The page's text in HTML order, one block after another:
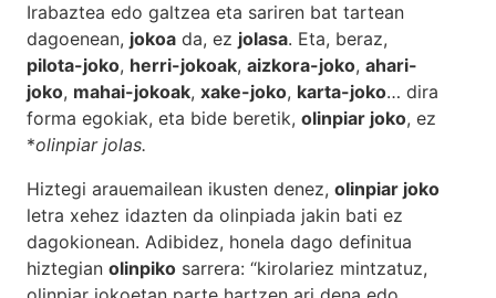
Irabaztea edo galtzea eta sariren bat tartean
dagoenean, jokoa da, ez jolasa. Eta, beraz,
pilota-joko, herri-jokoak, aizkora-joko, ahari-
joko, mahai-jokoak, xake-joko, karta-joko… dira
forma egokiak, eta bide beretik, olinpiar joko, ez
*olinpiar jolas.
Hiztegi arauemailean ikusten denez, olinpiar joko
letra xehez idazten da olinpiada jakin bati ez
dagokionean. Adibidez, honela dago definitua
hiztegian olinpiko sarrera: “kirolariez mintzatuz,